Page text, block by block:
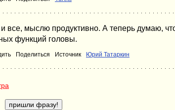
и все, мыслю продуктивно. А теперь думаю,
функций головы.
Поделиться Источник Юрий Татаркин